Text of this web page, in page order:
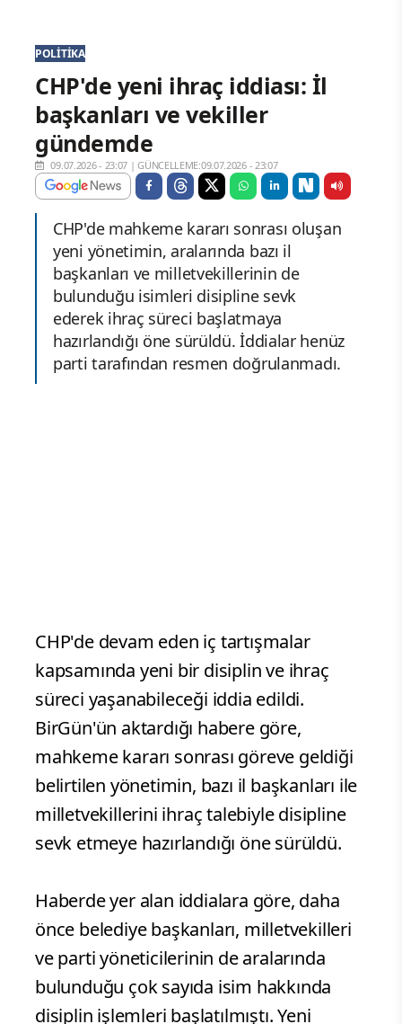
POLITIKA
CHP'de yeni ihraç iddiası: İl
başkanları ve vekiller
gündemde
09.07.2026 - 23:07 |GÜNCELLEME:09.07.2026 - 23:07
CHP'de mahkeme kararı sonrası oluşan
yeni yönetimin, aralarında bazı il
başkanları ve milletvekillerinin de
bulunduğu isimleri disipline sevk
ederek ihraç süreci başlatmaya
hazırlandığı öne sürüldü. İddialar henüz
parti tarafından resmen doğrulanmadı.
CHP'de devam eden iç tartışmalar
kapsamında yeni bir disiplin ve ihraç
süreci yaşanabileceği iddia edildi.
BirGün'ün aktardığı habere göre,
mahkeme kararı sonrası göreve geldiği
belirtilen yönetimin, bazı il başkanları ile
milletvekillerini ihraç talebiyle disipline
sevk etmeye hazırlandığı öne sürüldü.
Haberde yer alan iddialara göre, daha
önce belediye başkanları, milletvekilleri
ve parti yöneticilerinin de aralarında
bulunduğu çok sayıda isim hakkında
disiplin işlemleri başlatılmıştı. Yeni